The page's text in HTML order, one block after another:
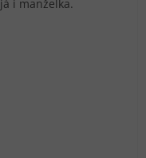
i manželka.
z 5 hvězdiček.
z 5 hvězdiček.